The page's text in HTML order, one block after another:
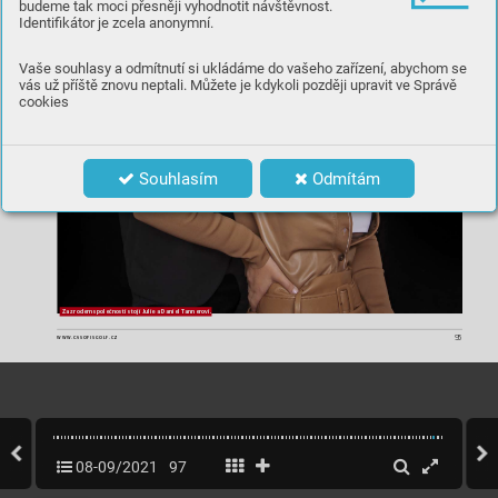
budeme tak moci přesněji vyhodnotit návštěvnost.
Identifikátor je zcela anonymní.
Vaše souhlasy a odmítnutí si ukládáme do vašeho zařízení, abychom se
vás už příště znovu neptali. Můžete je kdykoli později upravit ve Správě
cookies
Souhlasím Odmítám
WWW.CASOPISGOLF .CZ 95
Za zrodem spol ečnosti stojí Julie a Daniel Tannerovi.
08-09/2021 97